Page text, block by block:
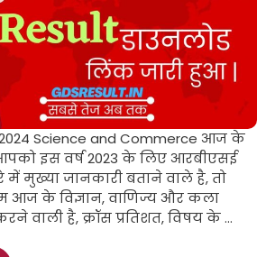
2024 Science and Commerce आज के
इस वर्ष 2023 के लिए आरबीएसई
में मुख्या जानकारी बताने वाले है, तो
आज के विज्ञान, वाणिज्य और कला
वाली है, क्रॉस प्रतिशत, विषय के ...